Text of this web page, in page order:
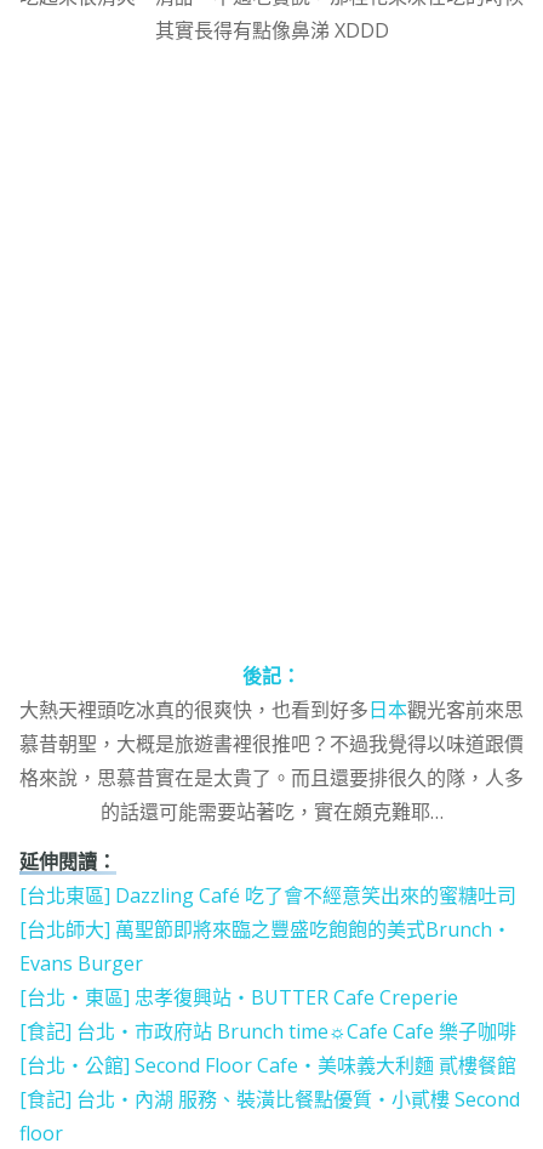
其實長得有點像鼻涕 XDDD
後記：
大熱天裡頭吃冰真的很爽快，也看到好多日本觀光客前來思
慕昔朝聖，大概是旅遊書裡很推吧？不過我覺得以味道跟價
格來說，思慕昔實在是太貴了。而且還要排很久的隊，人多
的話還可能需要站著吃，實在頗克難耶…
延伸閱讀：
[台北東區] Dazzling Café 吃了會不經意笑出來的蜜糖吐司
[台北師大] 萬聖節即將來臨之豐盛吃飽飽的美式Brunch‧
Evans Burger
[台北‧東區] 忠孝復興站‧BUTTER Cafe Creperie
[食記] 台北‧市政府站 Brunch time☼Cafe Cafe 樂子咖啡
[台北‧公館] Second Floor Cafe‧美味義大利麵 貳樓餐館
[食記] 台北‧內湖 服務、裝潢比餐點優質‧小貳樓 Second
floor